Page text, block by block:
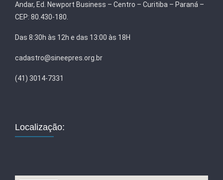
Andar, Ed. Newport Business – Centro – Curitiba – Paraná –
CEP: 80.430-180.
Das 8:30h às 12h e das 13:00 às 18H
cadastro@sineepres.org.br
(41) 3014-7331
Localização: